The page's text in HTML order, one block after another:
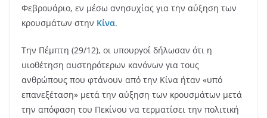
Φεβρουάριο, εν μέσω ανησυχίας για την αύξηση των
κρουσμάτων στην Κίνα.
Την Πέμπτη (29/12), οι υπουργοί δήλωσαν ότι η
υιοθέτηση αυστηρότερων κανόνων για τους
ανθρώπους που φτάνουν από την Κίνα ήταν «υπό
επανεξέταση» μετά την αύξηση των κρουσμάτων μετά
την απόφαση του Πεκίνου να τερματίσει την πολιτική